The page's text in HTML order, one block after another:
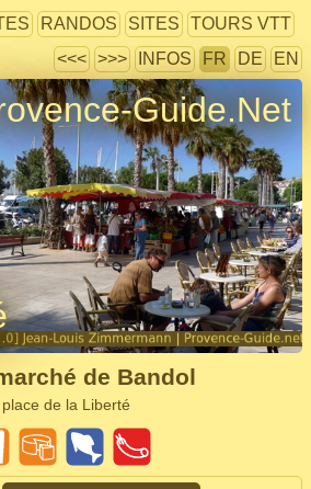
RANDOS SITES
TOURS VTT
<<< >>> INFOS FR DE EN
Guide.Net
de Bandol
place de la Liberté